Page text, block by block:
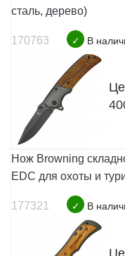
сталь, дерево)
170763 ✓ В
Нож Browning
EDC для охоты и
177321 ✓ В